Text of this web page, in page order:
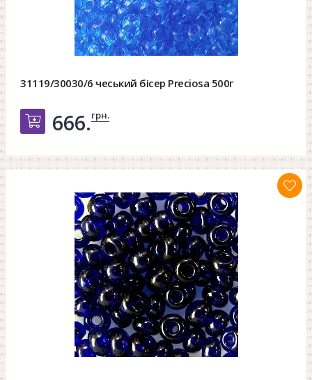
31119/30030/6 чеський бісер Preciosa 500г
Добавить в корзину
666.грн.